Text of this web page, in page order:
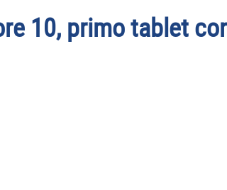
10, primo tablet